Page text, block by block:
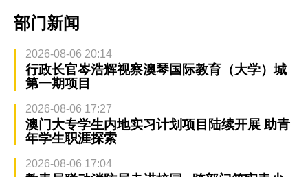
部门新闻
2026-08-06 20:14
行政长官岑浩辉视察澳琴国际教育（大学）城
第一期项目
2026-08-06 17:27
澳门大专学生内地实习计划项目陆续开展 助青
年学生职涯探索
2026-08-06 17:04